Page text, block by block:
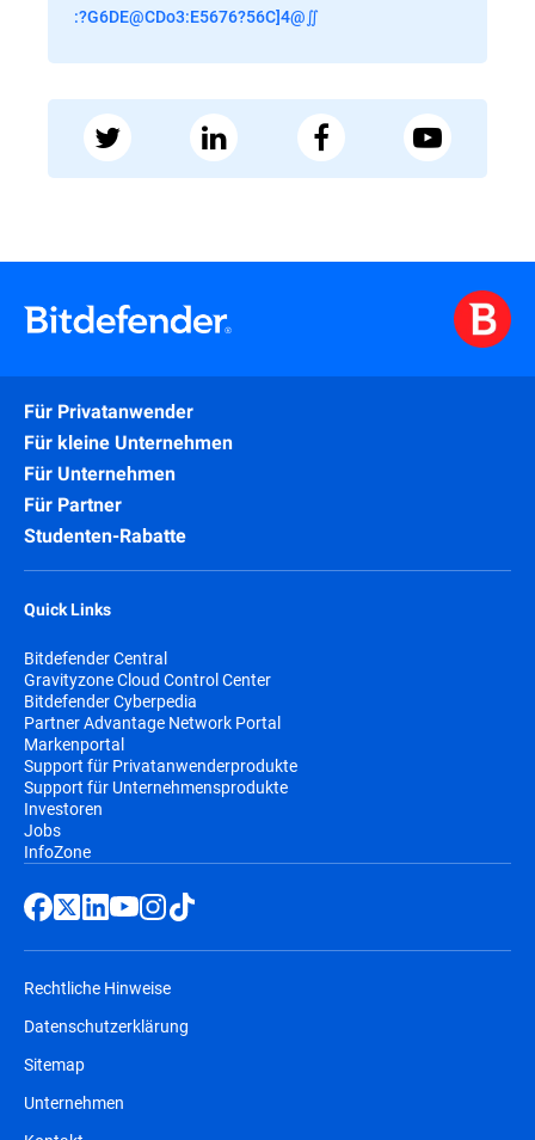
:?G6DE@CDo3:E5676?56C]4@∬
Für Privatanwender
Für kleine Unternehmen
Für Unternehmen
Für Partner
Studenten-Rabatte
Quick Links
Bitdefender Central
Gravityzone Cloud Control Center
Bitdefender Cyberpedia
Partner Advantage Network Portal
Markenportal
Support für Privatanwenderprodukte
Support für Unternehmensprodukte
Investoren
Jobs
InfoZone
Rechtliche Hinweise
Datenschutzerklärung
Sitemap
Unternehmen